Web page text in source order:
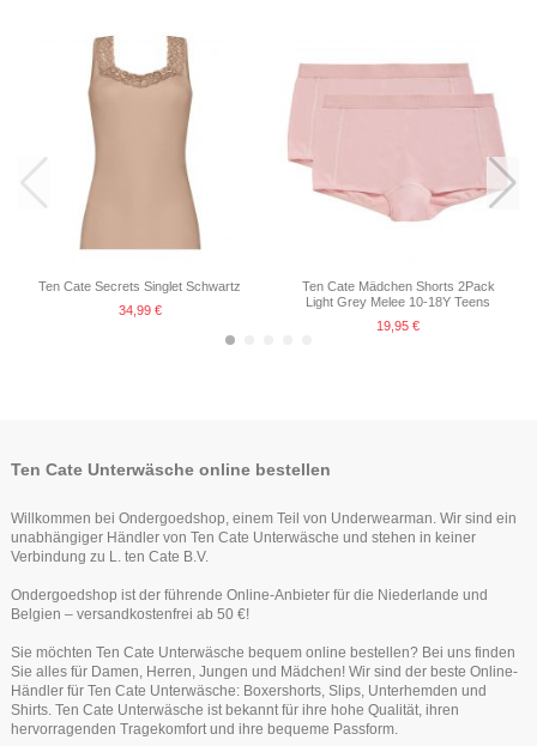
Ten Cate Basics women shorts 2
24,99 €
Ten Cate Secrets Singlet Schwartz
34,99 €
Ten Cate Mädchen Shorts 2Pack
Light Grey Melee 10-18Y Teens
19,95 €
Ten Cate Basics men shorts 4 pack
black
59,99 €
Ten Cate Basics women spaghetti
top white
18,99 €
Ten Cate Secrets Short Off Weiss
Ten Cate Basic men slip 2 pack antra
melee
22,49 €
Ten Cate Cotton Secrets Hipster
Schwartz
24,99 €
Ten Cate Cotton Secrets Hipster
Schwartz
24,99 €
Ten Cate Cotton Secrets Hipster
Schwartz
24,99 €
29,99 €
Ten Cate Unterwäsche online bestellen
Willkommen bei Ondergoedshop, einem Teil von Underwearman. Wir sind ein
unabhängiger Händler von Ten Cate Unterwäsche und stehen in keiner
Verbindung zu L. ten Cate B.V.
Ondergoedshop ist der führende Online-Anbieter für die Niederlande und
Belgien – versandkostenfrei ab 50 €!
Sie möchten Ten Cate Unterwäsche bequem online bestellen? Bei uns finden
Sie alles für Damen, Herren, Jungen und Mädchen! Wir sind der beste Online-
Händler für Ten Cate Unterwäsche: Boxershorts, Slips, Unterhemden und
Shirts. Ten Cate Unterwäsche ist bekannt für ihre hohe Qualität, ihren
hervorragenden Tragekomfort und ihre bequeme Passform.